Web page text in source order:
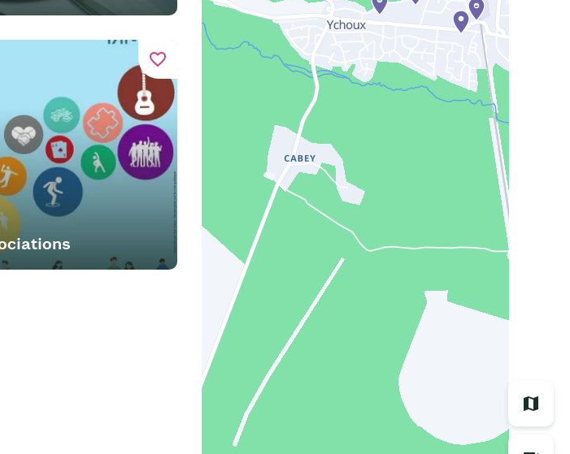
favorite_border